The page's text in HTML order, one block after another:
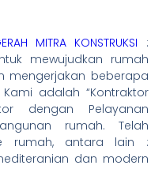
MITRA KONSTRUKSI :
mewujudkan rumah
mengerjakan beberapa
adalah “Kontraktor
dengan Pelayanan
rumah. Telah
rumah, antara lain :
dan modern